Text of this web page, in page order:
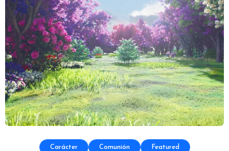
Carácter Comunión Featured